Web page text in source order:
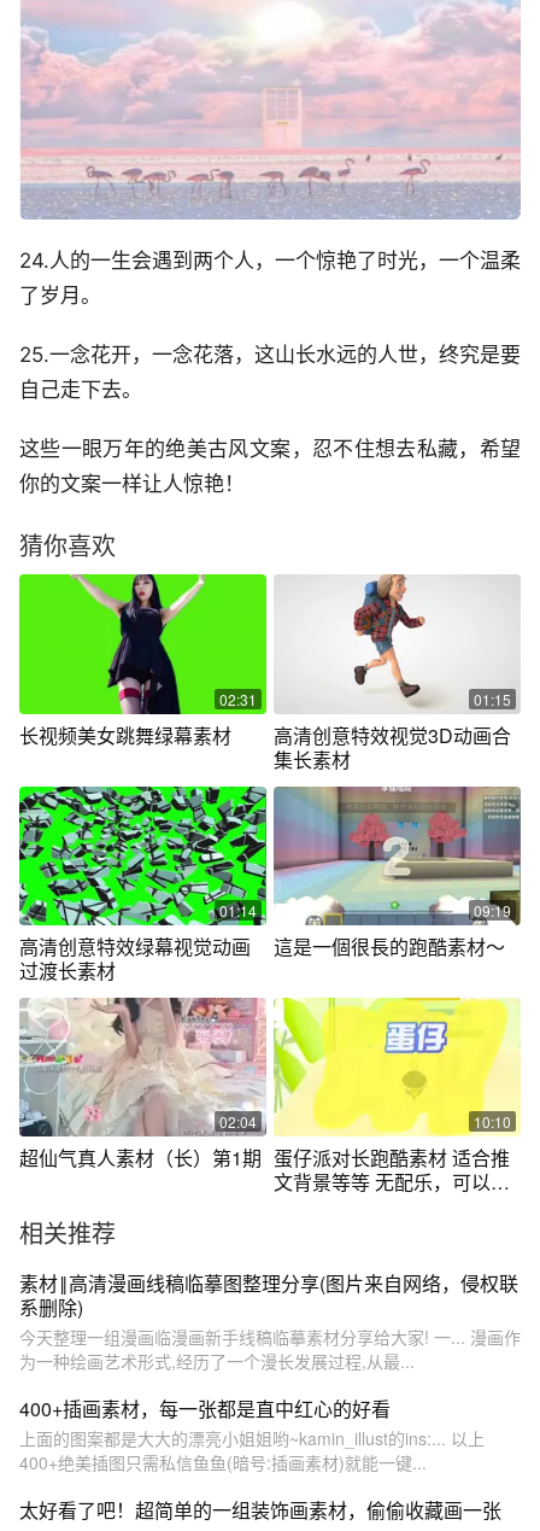
24.人的一生会遇到两个人，一个惊艳了时光，一个温柔
了岁月。
25.一念花开，一念花落，这山长水远的人世，终究是要
自己走下去。
这些一眼万年的绝美古风文案，忍不住想去私藏，希望
你的文案一样让人惊艳！
猜你喜欢
02:31
长视频美女跳舞绿幕素材
01:15
高清创意特效视觉3D动画合
集长素材
01:14
高清创意特效绿幕视觉动画
过渡长素材
09:19
這是一個很長的跑酷素材～
02:04
超仙气真人素材（长）第1期
10:10
蛋仔派对长跑酷素材 适合推
文背景等等 无配乐，可以直
相关推荐
素材‖高清漫画线稿临摹图整理分享(图片来自网络，侵权联
系删除)
今天整理一组漫画临漫画新手线稿临摹素材分享给大家! 一... 漫画作
为一种绘画艺术形式,经历了一个漫长发展过程,从最...
400+插画素材，每一张都是直中红心的好看
上面的图案都是大大的漂亮小姐姐哟~kamin_illust的ins:... 以上
400+绝美插图只需私信鱼鱼(暗号:插画素材)就能一键...
太好看了吧！超简单的一组装饰画素材，偷偷收藏画一张